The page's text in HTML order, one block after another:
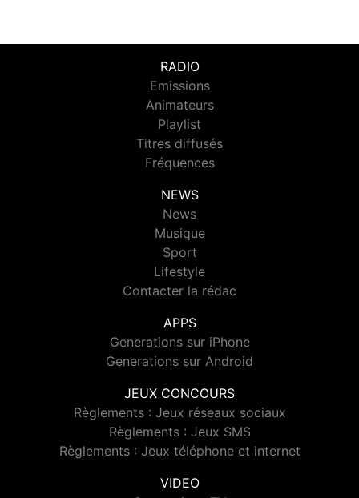
RADIO
Emissions
Animateurs
Playlist
Titres diffusés
Fréquences
NEWS
News
Musique
Sport
Lifestyle
Contacter la rédac
APPS
Generations sur iPhone
Generations sur Android
JEUX CONCOURS
Règlements : Jeux réseaux sociaux
Règlements : Jeux SMS
Règlements : Jeux téléphone et internet
VIDEO